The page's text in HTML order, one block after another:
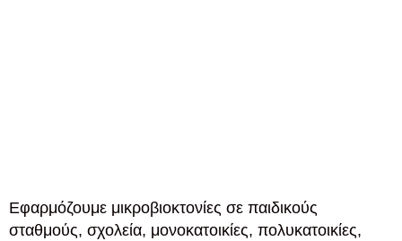
Εφαρμόζουμε μικροβιοκτονίες σε παιδικούς
σταθμούς, σχολεία, μονοκατοικίες, πολυκατοικίες,